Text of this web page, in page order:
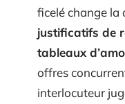
ficelé change la
justificatifs de
tableaux
offres
interlocuteur